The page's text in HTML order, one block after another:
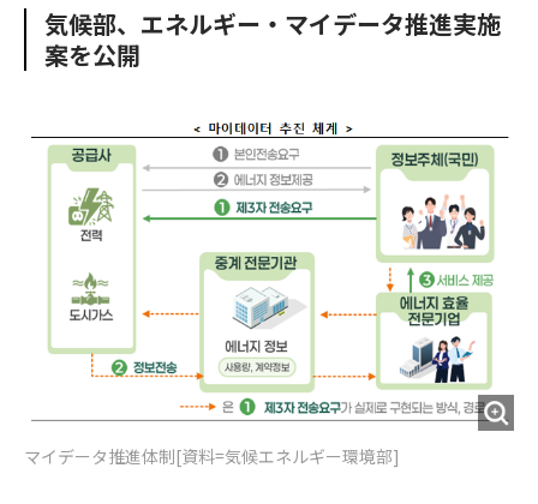
o
o
k
e
r
u
n
気候部、エネルギー・マイデータ推進実施
案を公開
マイデータ推進体制[資料=気候エネルギー環境部]